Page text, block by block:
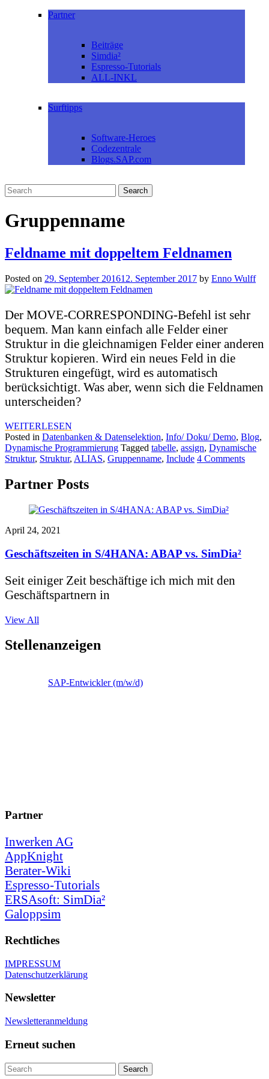
Partner
Beiträge
Simdia²
Espresso-Tutorials
ALL-INKL
Surftipps
Software-Heroes
Codezentrale
Blogs.SAP.com
Gruppenname
Feldname mit doppeltem Feldnamen
Posted on 29. September 201612. September 2017 by Enno Wulff
Der MOVE-CORRESPONDING-Befehl ist sehr
bequem. Man kann einfach alle Felder einer
Struktur in die gleichnamigen Felder einer anderen
Struktur kopieren. Wird ein neues Feld in die
Strukturen eingefügt, wird es automatisch
berücksichtigt. Was aber, wenn sich die Feldnamen
unterscheiden?
WEITERLESEN
Posted in Datenbanken & Datenselektion, Info/ Doku/ Demo, Blog,
Dynamische Programmierung Tagged tabelle, assign, Dynamische
Struktur, Struktur, ALIAS, Gruppenname, Include 4 Comments
Partner Posts
April 24, 2021
Geschäftszeiten in S/4HANA: ABAP vs. SimDia²
Seit einiger Zeit beschäftige ich mich mit den
Geschäftspartnern in
View All
Stellenanzeigen
SAP-Entwickler (m/w/d)
Partner
Inwerken AG
AppKnight
Berater-Wiki
Espresso-Tutorials
ERSAsoft: SimDia²
Galoppsim
Rechtliches
IMPRESSUM
Datenschutzerklärung
Newsletter
Newsletteranmeldung
Erneut suchen